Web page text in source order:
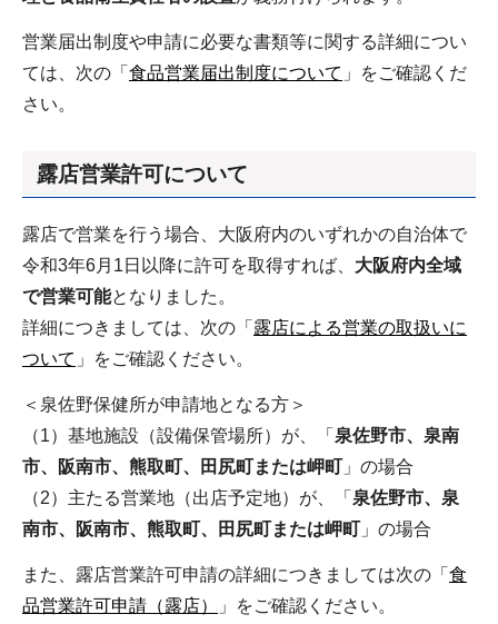
営業届出制度や申請に必要な書類等に関する詳細につい
ては、次の「 食品営業届出制度について 」をご確認くだ
さい。
露店営業許可について
露店で営業を行う場合、大阪府内のいずれかの自治体で
令和3年6月1日以降に許可を取得すれば、 大阪府内全域
で営業可能となりました。
詳細につきましては、次の「 露店による営業の取扱いに
ついて 」をご確認ください。
＜泉佐野保健所が申請地となる方＞
（1）基地施設（設備保管場所）が、「 泉佐野市、泉南
市、阪南市、熊取町、田尻町または岬町 」の場合
（2）主たる営業地（出店予定地）が、「 泉佐野市、泉
南市、阪南市、熊取町、田尻町または岬町 」の場合
また、露店営業許可申請の詳細につきましては次の「 食
品営業許可申請（露店）
」をご確認ください。